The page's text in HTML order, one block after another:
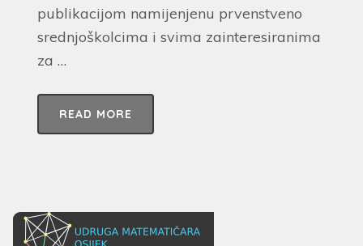
publikacijom namijenjenu prvenstveno
srednjoškolcima i svima zainteresiranima
za …
READ MORE